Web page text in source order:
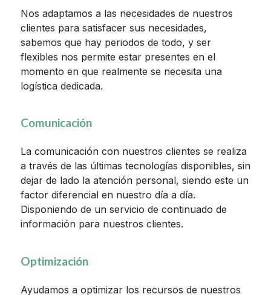
Nos adaptamos a las necesidades de nuestros
clientes para satisfacer sus necesidades,
sabemos que hay periodos de todo, y ser
flexibles nos permite estar presentes en el
momento en que realmente se necesita una
logística dedicada.
Comunicación
La comunicación con nuestros clientes se realiza
a través de las últimas tecnologías disponibles, sin
dejar de lado la atención personal, siendo este un
factor diferencial en nuestro día a día.
Disponiendo de un servicio de continuado de
información para nuestros clientes.
Optimización
Ayudamos a optimizar los recursos de nuestros